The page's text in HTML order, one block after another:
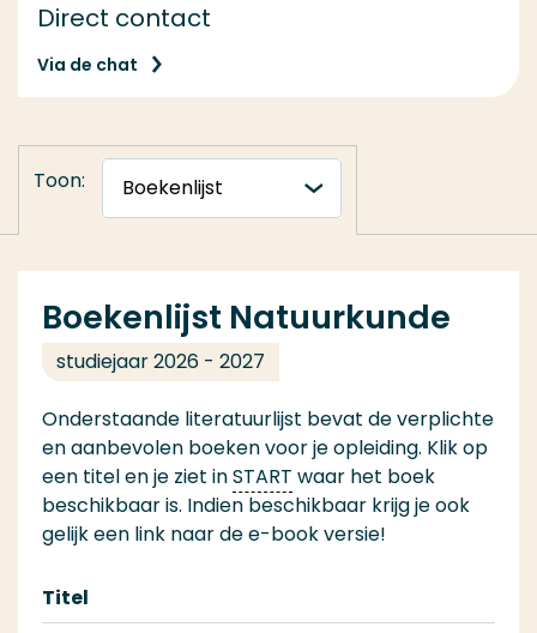
Direct contact
Via de chat
Toon:
Boekenlijst Natuurkunde
studiejaar 2026 - 2027
Onderstaande literatuurlijst bevat de verplichte
en aanbevolen boeken voor je opleiding. Klik op
een titel en je ziet inSTART waar het boek
beschikbaar is. Indien beschikbaar krijg je ook
gelijk een link naar de e-book versie!
Titel